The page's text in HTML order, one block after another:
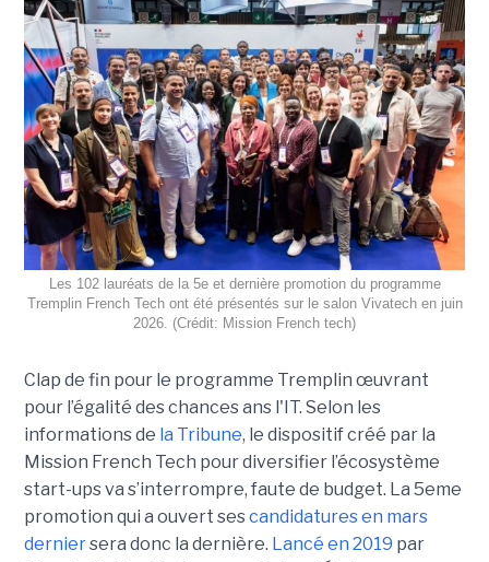
Les 102 lauréats de la 5e et dernière promotion du programme
Tremplin French Tech ont été présentés sur le salon Vivatech en juin
2026. (Crédit: Mission French tech)
Clap de fin pour le programme Tremplin œuvrant
pour l’égalité des chances ans l'IT. Selon les
informations de la Tribune, le dispositif créé par la
Mission French Tech pour diversifier l’écosystème
start-ups va s’interrompre, faute de budget. La 5eme
promotion qui a ouvert sescandidatures en mars
derniersera donc la dernière. Lancé en 2019 par